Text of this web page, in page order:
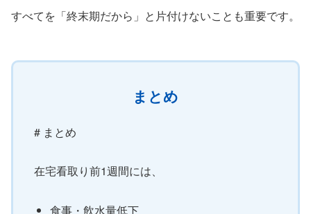
すべてを「終末期だから」と片付けないことも重要です。
まとめ
# まとめ
在宅看取り前1週間には、
食事・飲水量低下